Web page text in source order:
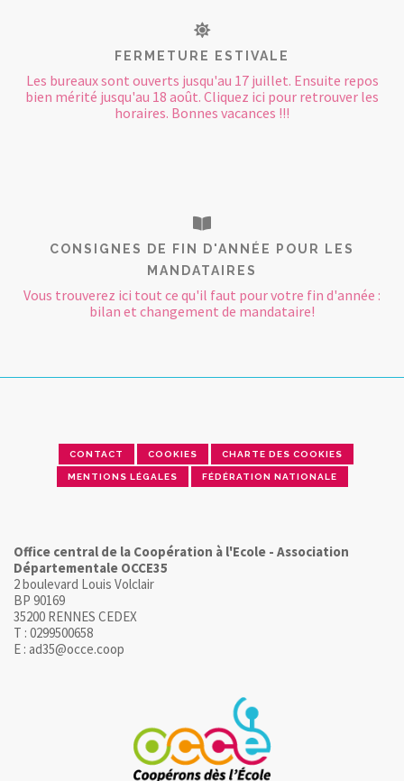
FERMETURE ESTIVALE
Les bureaux sont ouverts jusqu'au 17 juillet. Ensuite repos
bien mérité jusqu'au 18 août. Cliquez ici pour retrouver les
horaires. Bonnes vacances !!!
CONSIGNES DE FIN D'ANNÉE POUR LES
MANDATAIRES
Vous trouverez ici tout ce qu'il faut pour votre fin d'année :
bilan et changement de mandataire!
CONTACT COOKIES CHARTE DES COOKIES
MENTIONS LÉGALES FÉDÉRATION NATIONALE
Office central de la Coopération à l'Ecole - Association
Départementale OCCE35
2 boulevard Louis Volclair
BP 90169
35200 RENNES CEDEX
T : 0299500658
E : ad35@occe.coop